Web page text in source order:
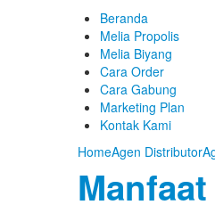
Beranda
Melia Propolis
Melia Biyang
Cara Order
Cara Gabung
Marketing Plan
Kontak Kami
HomeAgen Distributor